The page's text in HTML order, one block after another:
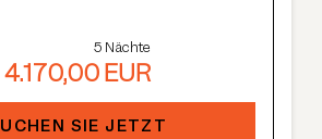
kostenlose Summer Card, AREA
Wanderungen etc.
5 Nächte
4.170,00 EUR
SIE JETZT